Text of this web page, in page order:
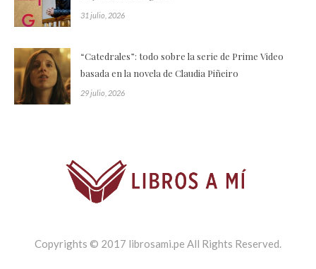
31 julio, 2026
“Catedrales”: todo sobre la serie de Prime Video
basada en la novela de Claudia Piñeiro
29 julio, 2026
Copyrights © 2017 librosami.pe All Rights Reserved.